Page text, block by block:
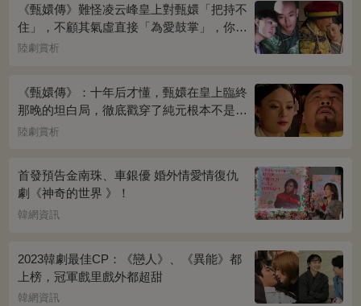
《甄嬛傳》難怪凌云峰皇上對甄嬛「把持不
住」，不顧其氣虛直接「為愛鼓掌」，你看
桌上放的啥？簡直一目了然
陸劇賞析
《甄嬛傳》：十年后才懂，甄嬛在皇上臨終
那晚的坦白局，徹底戳穿了純元根本不是被
宜修害死的真相！
陸劇賞析
首發預告金南珠、車銀優 婚外情愛情復仇
劇《神奇的世界 》！
韓網資訊
2023韓劇最佳CP：《戀人》、《異能》都
上榜，冠軍戲里戲外都超甜
韓網資訊